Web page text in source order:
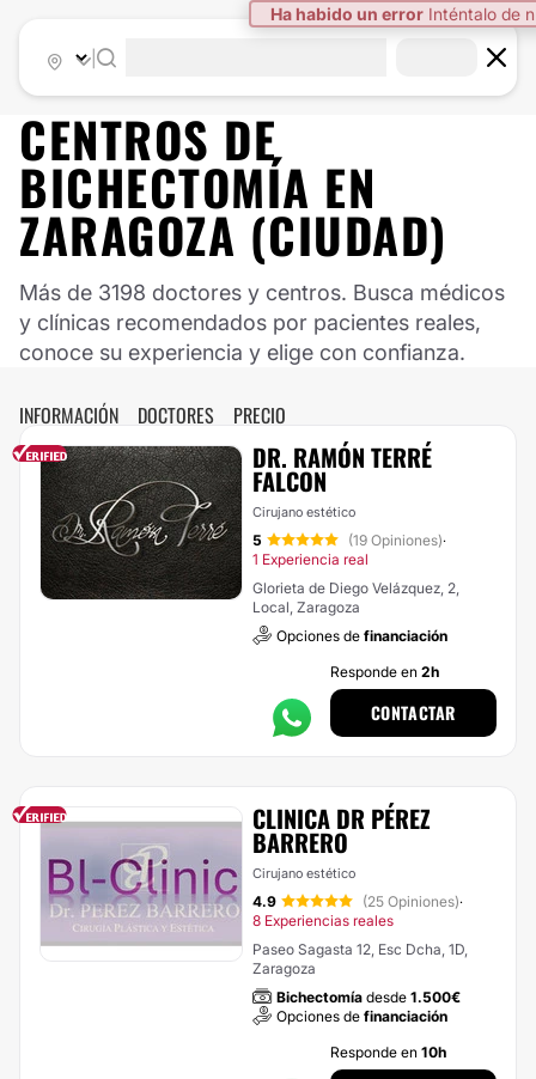
Ha habido un error Inténtalo de
CENTROS DE
BICHECTOMÍA EN
ZARAGOZA (CIUDAD)
Más de 3198 doctores y centros. Busca médicos
y clínicas recomendados por pacientes reales,
conoce su experiencia y elige con confianza.
INFORMACIÓN DOCTORES PRECIO
DR. RAMÓN TERRÉ
FALCON
Cirujano estético
5 (19 Opiniones)·
1 Experiencia real
Glorieta de Diego Velázquez, 2,
Local, Zaragoza
Opciones de financiación
Responde en 2h
CONTACTAR
CLINICA DR PÉREZ
BARRERO
Cirujano estético
4.9 (25 Opiniones)·
8 Experiencias reales
Paseo Sagasta 12, Esc Dcha, 1D,
Zaragoza
Bichectomía desde 1.500€
Opciones de financiación
Responde en 10h